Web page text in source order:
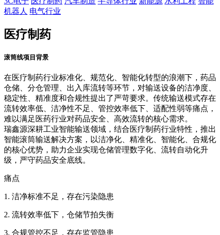
机器人 电气行业
医疗制药
滚筒线项目背景
在医疗制药行业标准化、规范化、智能化转型的浪潮下，药品
仓储、分仓管理、出入库流转等环节，对输送设备的洁净度、
稳定性、精准度和合规性提出了严苛要求。传统输送模式存在
流转效率低、洁净性不足、管控效率低下、适配性弱等痛点，
难以满足医药行业对药品安全、高效流转的核心需求。
瑞鑫源深耕工业智能输送领域，结合医疗制药行业特性，推出
智能滚筒输送解决方案，以洁净化、精准化、智能化、合规化
的核心优势，助力企业实现仓储管理数字化、流转自动化升
级，严守药品安全底线。
痛点
1. 洁净标准不足，存在污染隐患
2. 流转效率低下，仓储节拍失衡
3. 合规管控不足，存在监管隐患